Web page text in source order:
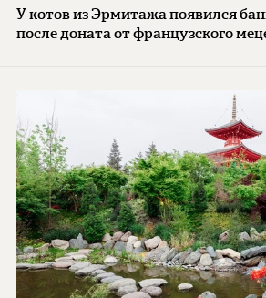
У котов из Эрмитажа появился
после доната от французского